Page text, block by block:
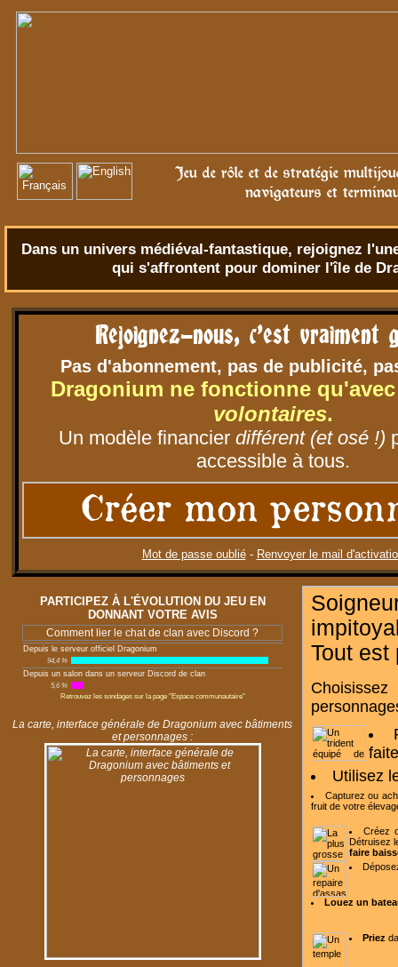
Jeu de rôle et de stratégie
navigateurs et
Dans un univers médiéval-fantastique, rejoignez
qui s'affrontent pour dominer l'île de
Rejoignez-nous, c'est vraiment
Pas d'abonnement, pas de publicité,
Dragonium ne fonctionne
volontaires.
Un modèle financier différent (et osé !)
accessible à tous.
Créer mon
Mot de passe oublié- Renvoyer le mail
PARTICIPEZ À L'ÉVOLUTION DU JEU EN
DONNANT VOTRE AVIS
Comment lier le chat de clan avec Discord ?
Depuis le serveur officiel Dragonium
94,4 %
Depuis un salon dans un serveur Discord de clan
5,6 %
Retrouvez les sondages sur la page "Espace communautaire"
La carte, interface générale de Dragonium avec bâtiments
et personnages :
Tout
Utilisez
Capturez ou
fruit de votre
Créez
Détruisez
faire
Louez un
Priez